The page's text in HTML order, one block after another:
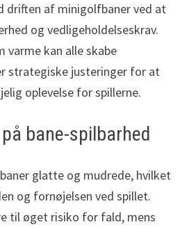
driften af minigolfbaner ved at
og vedligeholdelseskrav.
varme kan alle skabe
strategiske justeringer for at
oplevelse for spillerne.
bane-spilbarhed
glatte og mudrede, hvilket
og fornøjelsen ved spillet.
til øget risiko for fald, mens